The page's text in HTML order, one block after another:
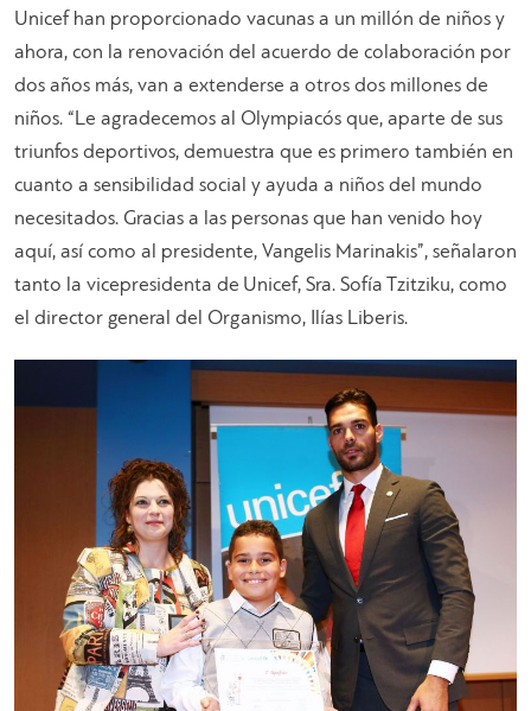
Unicef han proporcionado vacunas a un millón de niños y
ahora, con la renovación del acuerdo de colaboración por
dos años más, van a extenderse a otros dos millones de
niños. “Le agradecemos al Olympiacós que, aparte de sus
triunfos deportivos, demuestra que es primero también en
cuanto a sensibilidad social y ayuda a niños del mundo
necesitados. Gracias a las personas que han venido hoy
aquí, así como al presidente, Vangelis Marinakis”, señalaron
tanto la vicepresidenta de Unicef, Sra. Sofía Tzitziku, como
el director general del Organismo, Ilías Liberis.